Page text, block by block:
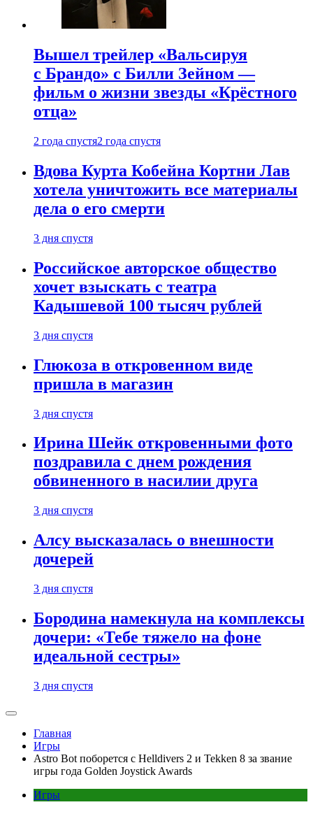
Вышел трейлер «Вальсируя
с Брандо» с Билли Зейном —
фильм о жизни звезды «Крёстного
отца»
2 года спустя2 года спустя
Вдова Курта Кобейна Кортни Лав
хотела уничтожить все материалы
дела о его смерти
3 дня спустя
Российское авторское общество
хочет взыскать с театра
Кадышевой 100 тысяч рублей
3 дня спустя
Глюкоза в откровенном виде
пришла в магазин
3 дня спустя
Ирина Шейк откровенными фото
поздравила с днем рождения
обвиненного в насилии друга
3 дня спустя
Алсу высказалась о внешности
дочерей
3 дня спустя
Бородина намекнула на комплексы
дочери: «Тебе тяжело на фоне
идеальной сестры»
3 дня спустя
Главная
Игры
Astro Bot поборется с Helldivers 2 и Tekken 8 за звание
игры года Golden Joystick Awards
Игры